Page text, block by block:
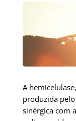
A
produzida
sinérgica com